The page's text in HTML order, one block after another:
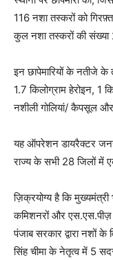
116 नशा तस्करों को
कुल नशा तस्करों की
इन छापेमारियों के नतीजे
1.7 किलोग्राम हेरोइन, 1
नशीली गोलियां/ कैपसूल
यह ऑपरेशन डायरैक्टर
राज्य के सभी 28 जिलों में
ज़िक्रयोग्य है कि
कमिशनरों और एस.एस.पीज़
पंजाब सरकार द्वारा नशों के
सिंह चीमा के नेतृत्व में 5